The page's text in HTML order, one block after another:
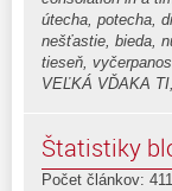
útecha, potecha,
nešťastie, bieda,
tieseň,
VEĽKÁ VĎAKA
Štatistiky
Počet článkov: 411